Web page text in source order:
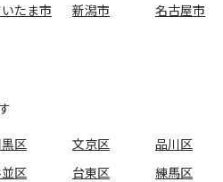
いたま市 新潟市 名古屋市
黒区 文京区 品川区
区 台東区 練馬区